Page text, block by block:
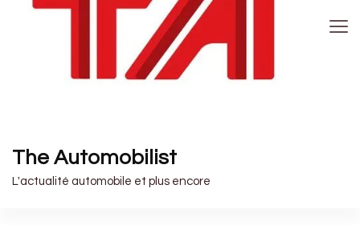
The Automobilist
L'actualité automobile et plus encore